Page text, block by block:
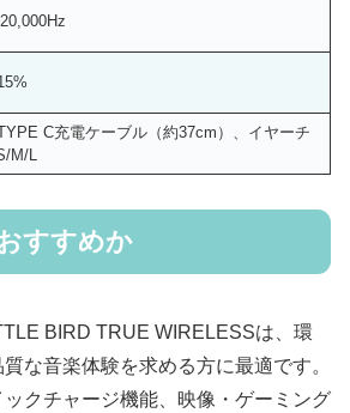
C充電ケーブル（約37cm）、イヤーチ
M/L
すすめか
BIRD TRUE WIRELESSは、環
な音楽体験を求める方に最適です。
クチャージ機能、映像・ゲーミング